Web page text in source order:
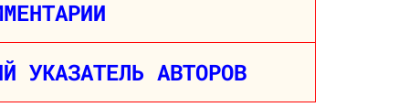
УКАЗАТЕЛЬ АВТОРОВ